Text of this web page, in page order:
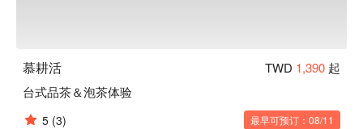
慕耕活 TWD 1,390 起
台式品茶＆泡茶体验
5 (3) 最早可预订：08/11